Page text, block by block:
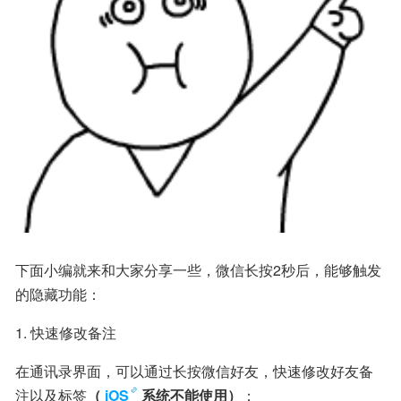
下面小编就来和大家分享一些，微信长按2秒后，能够触发
的隐藏功能：
1. 快速修改备注
在通讯录界面，可以通过长按微信好友，快速修改好友备
注以及标签 （ iOS 系统不能使用） ；